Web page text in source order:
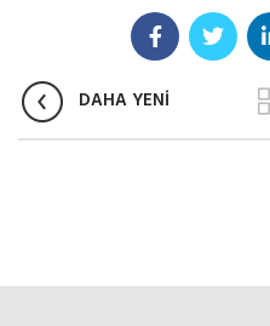
DAHA YENİ